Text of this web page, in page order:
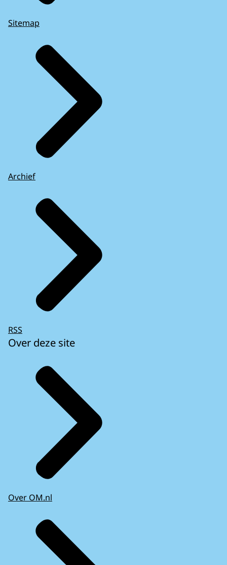
Sitemap
Archief
RSS
Over deze site
Over OM.nl